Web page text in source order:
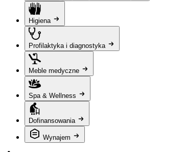
Higiena
Profilaktyka i diagnostyka
Meble medyczne
Spa & Wellness
Dofinansowania
Wynajem